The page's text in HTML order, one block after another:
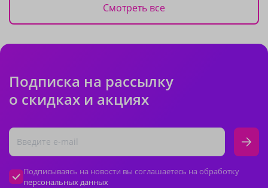
Смотреть все
Подписка на рассылку
о скидках и акциях
Подписываясь на новости вы соглашаетесь на обработку
персональных данных